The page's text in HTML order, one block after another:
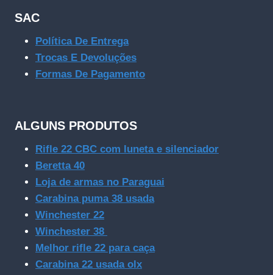
SAC
Política De Entrega
Trocas E Devoluções
Formas De Pagamento
ALGUNS PRODUTOS
Rifle 22 CBC com luneta e silenciador
Beretta 40
Loja de armas no Paraguai
Carabina puma 38 usada
Winchester 22
Winchester 38
Melhor rifle 22 para caça
Carabina 22 usada olx